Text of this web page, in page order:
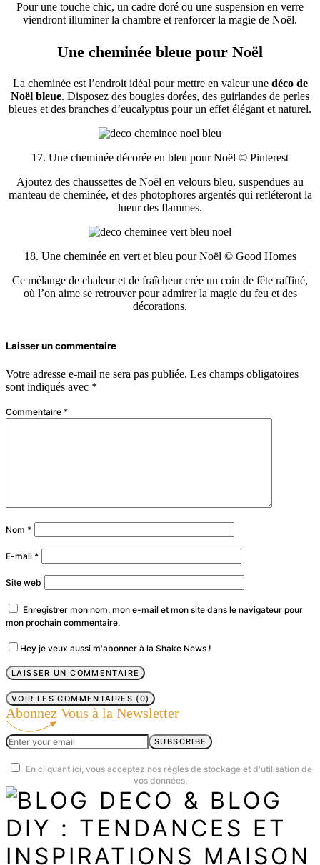
Pour une touche chic, un cadre doré ou une suspension en verre
viendront illuminer la chambre et renforcer la magie de Noël.
Une cheminée bleue pour Noël
La cheminée est l’endroit idéal pour mettre en valeur une déco de
Noël bleue. Disposez des bougies dorées, des guirlandes de perles
bleues et des branches d’eucalyptus pour un effet élégant et naturel.
17. Une cheminée décorée en bleu pour Noël © Pinterest
Ajoutez des chaussettes de Noël en velours bleu, suspendues au
manteau de cheminée, et des photophores argentés qui refléteront la
lueur des flammes.
18. Une cheminée en vert et bleu pour Noël © Good Homes
Ce mélange de chaleur et de fraîcheur crée un coin de fête raffiné,
où l’on aime se retrouver pour admirer la magie du feu et des
décorations.
Laisser un commentaire
Votre adresse e-mail ne sera pas publiée. Les champs obligatoires
sont indiqués avec *
Commentaire *
Nom *
E-mail *
Site web
Enregistrer mon nom, mon e-mail et mon site dans le navigateur pour
mon prochain commentaire.
Hey je veux aussi m'abonner à la Shake News !
VOIR LES COMMENTAIRES (0)
Abonnez Vous à la Newsletter
SUBSCRIBE
En cliquant ici, vous acceptez nos règles de stockage et d'utilisation de
vos données.